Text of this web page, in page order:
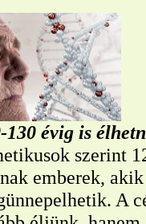
130 évig is
szerint
emberek,
A